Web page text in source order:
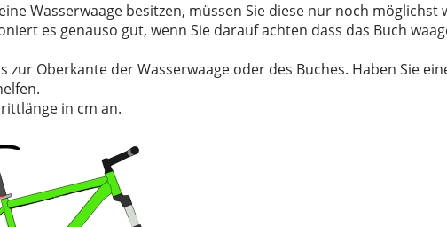
Wasserwaage besitzen, müssen Sie diese nur noch
es genauso gut, wenn Sie darauf achten dass das Buch
zur Oberkante der Wasserwaage oder des Buches. Haben Sie
in cm an.